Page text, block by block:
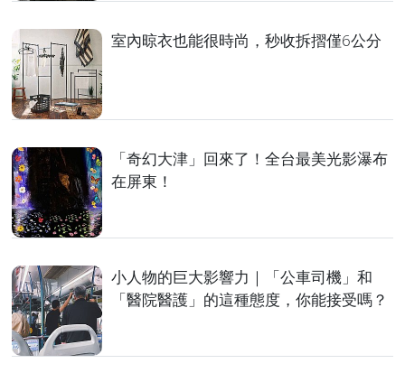
室內晾衣也能很時尚，秒收拆摺僅6公分
「奇幻大津」回來了！全台最美光影瀑布
在屏東！
小人物的巨大影響力｜「公車司機」和
「醫院醫護」的這種態度，你能接受嗎？